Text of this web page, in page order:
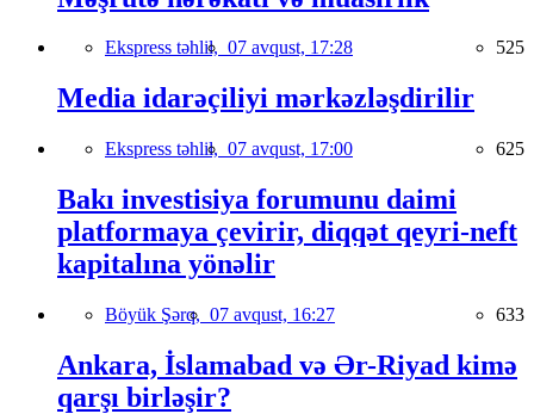
Ekspress təhlil, 07 avqust, 17:28 525
Media idarəçiliyi mərkəzləşdirilir
Ekspress təhlil, 07 avqust, 17:00 625
Bakı investisiya forumunu daimi
platformaya çevirir, diqqət qeyri-neft
kapitalına yönəlir
Böyük Şərq, 07 avqust, 16:27 633
Ankara, İslamabad və Ər-Riyad kimə
qarşı birləşir?